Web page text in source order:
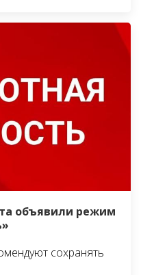
объявили режим
сохранять